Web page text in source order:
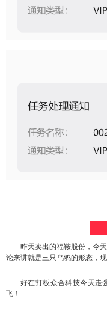
昨天卖出的福鞍股份，今
论来讲就是三只乌鸦的形态，现
好在打板众合科技今天走
飞！